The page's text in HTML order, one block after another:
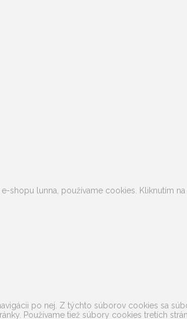
lunna, používame cookies. Kliknutím na
po nej. Z týchto súborov cookies sa
Používame tiež súbory cookies tretích